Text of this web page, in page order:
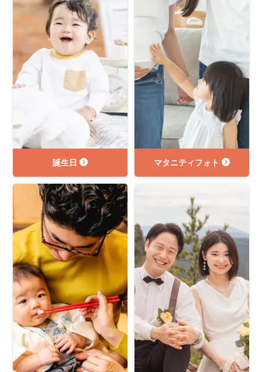
誕生日 マタニティフォト